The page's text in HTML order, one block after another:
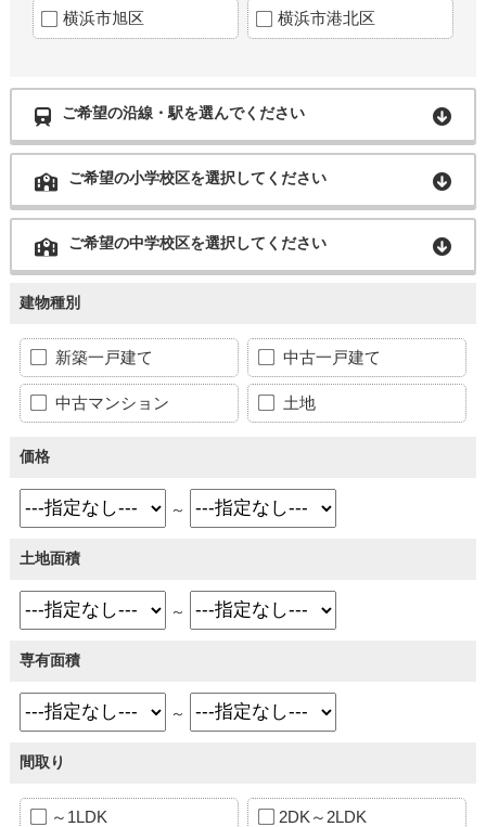
横浜市旭区 横浜市港北区
ご希望の沿線・駅を選んでください
ご希望の小学校区を選択してください
ご希望の中学校区を選択してください
建物種別
新築一戸建て 中古一戸建て
中古マンション 土地
価格
～
土地面積
～
専有面積
～
間取り
～1LDK 2DK～2LDK